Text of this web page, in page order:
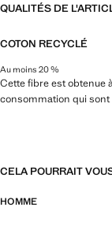
QUALITÉS DE
COTON RECYCLÉ
Au moins 20 %
Cette fibre est obtenue
consommation qui
CELA POURRAIT
HOMME